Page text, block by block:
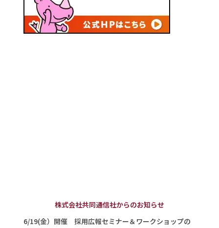
株式会社共同通信社からのお知らせ
6/19(金）開催 採用広報セミナー＆ワークショップの